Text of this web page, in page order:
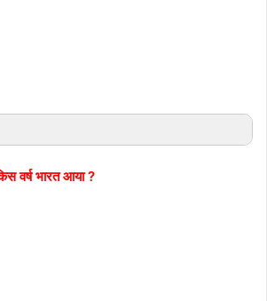
वर्ष भारत आया ?